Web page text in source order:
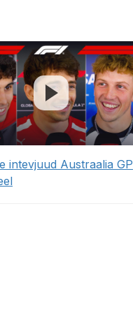
intevjuud Austraalia GP